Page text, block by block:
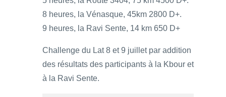
8 heures, la Vénasque, 45km 2800 D+.
9 heures, la Ravi Sente, 14 km 650 D+
Challenge du Lat 8 et 9 juillet par addition
des résultats des participants à la Kbour et
à la Ravi Sente.